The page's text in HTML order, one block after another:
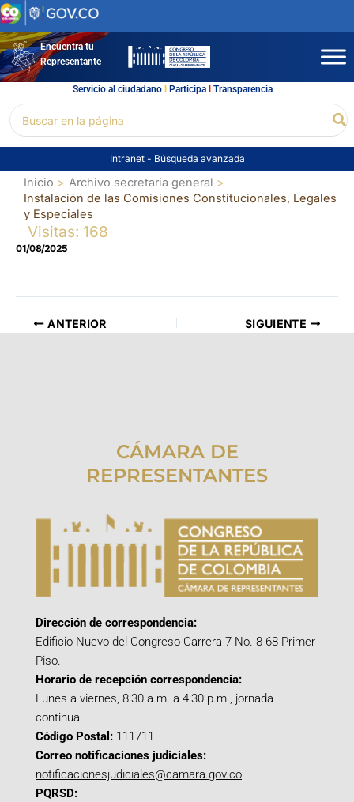
Ir
al
contenidoEncuentra tu
Representante
Servicio al ciudadano l Participal Transparencia
por:
Intranet - Búsqueda avanzada
Inicio
Archivo secretaria general
Instalación de las Comisiones Constitucionales, Legales
y Especiales
Visitas: 168
01/08/2025
ANTERIOR SIGUIENTE
CÁMARA DE
REPRESENTANTES
Dirección de correspondencia:
Edificio Nuevo del Congreso Carrera 7 No. 8-68 Primer
Piso.
Horario de recepción correspondencia:
Lunes a viernes, 8:30 a.m. a 4:30 p.m., jornada
continua.
Código Postal: 111711
Correo notificaciones judiciales:
notificacionesjudiciales@camara.gov.co
PQRSD: